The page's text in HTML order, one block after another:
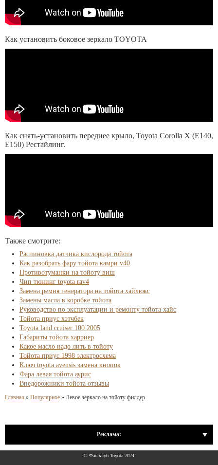
Как установить боковое зеркало TOYOTA
Как снять-установить переднее крыло, Toyota Corolla X (E140,
E150) Рестайлинг.
Также смотрите:
Распиновка датчика кислорода тойота
Как разобрать фару тойота камри v40
Противотуманки на тойоту виш
Чип тюнинг toyota rav4
Замена ремня генератора на тойота хайлюкс
Замены масла в коробке тойота
Руководство по эксплуатации и ремонту тойота хайс
Тойота приус хэтчбек
Toyota land cruiser 100 2005
Габариты тойота харриер
Какое масло надо лить в тойоту
Тойота приус 1998 электросхема
Ключ toyota avensis замена кнопок
Фара левая тойота аурис
Внедорожники тойота отзывы
Главная » Популярное » Левое зеркало на тойоту филдер
Реклама:
© Фан-клуб Toyota 2024